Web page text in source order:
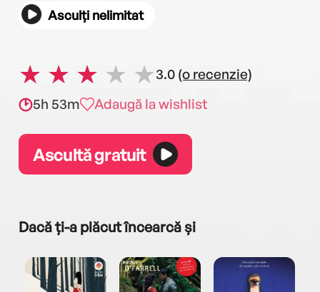
Asculți nelimitat
3.0 (o recenzie)
5h 53m
Adaugă la wishlist
Ascultă gratuit
Dacă ți-a plăcut încearcă și